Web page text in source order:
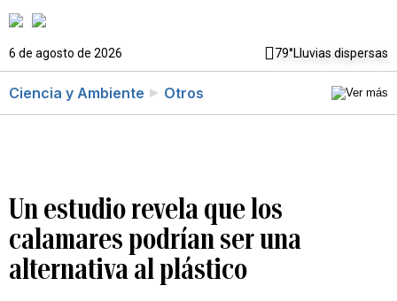
6 de agosto de 2026 79°Lluvias dispersas
Ciencia y Ambiente Otros
Un estudio revela que los
calamares podrían ser una
alternativa al plástico